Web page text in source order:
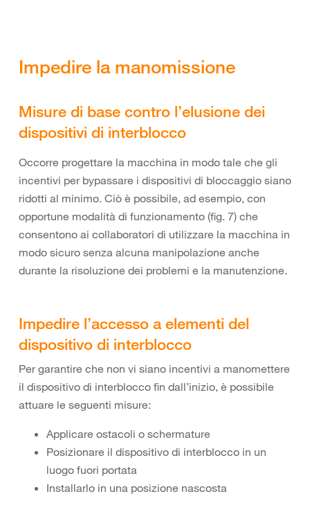
Impedire la manomissione
Misure di base contro l’elusione dei
dispositivi di interblocco
Occorre progettare la macchina in modo tale che gli
incentivi per bypassare i dispositivi di bloccaggio siano
ridotti al minimo. Ciò è possibile, ad esempio, con
opportune modalità di funzionamento (fig. 7) che
consentono ai collaboratori di utilizzare la macchina in
modo sicuro senza alcuna manipolazione anche
durante la risoluzione dei problemi e la manutenzione.
Impedire l’accesso a elementi del
dispositivo di interblocco
Per garantire che non vi siano incentivi a manomettere
il dispositivo di interblocco fin dall’inizio, è possibile
attuare le seguenti misure:
Applicare ostacoli o schermature
Posizionare il dispositivo di interblocco in un
luogo fuori portata
Installarlo in una posizione nascosta